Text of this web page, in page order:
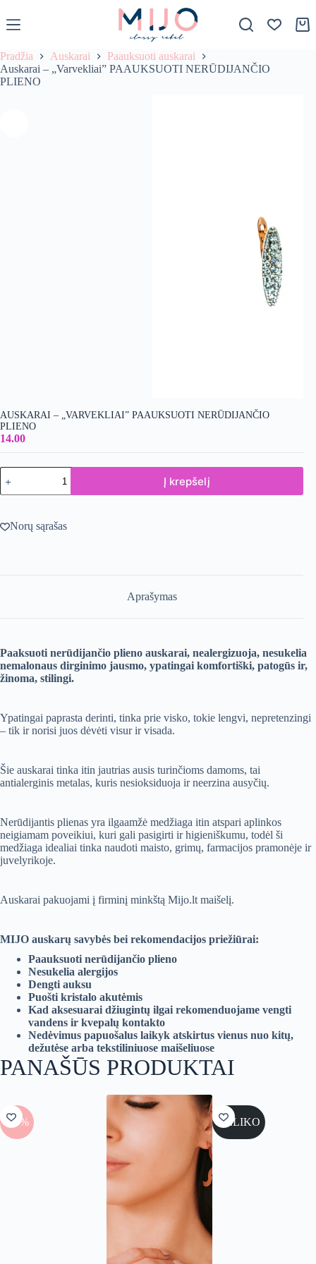
k
p
t
o
c
Pradžia Auskarai
Paauksuoti auskarai
Auskarai – „Varvekliai” PAAUKSUOTI NERŪDIJANČIO
PLIENO
AUSKARAI – „VARVEKLIAI” PAAUKSUOTI NERŪDIJANČIO
PLIENO
14.00
produkto
kiekis:
Auskarai
"Varvekliai"
PAAUKSUOTI
Į krepšelį
Norų sąrašas
Aprašymas
Paaksuoti nerūdijančio plieno auskarai, nealergizuoja, nesukelia
nemalonaus dirginimo jausmo, ypatingai komfortiški, patogūs ir,
žinoma, stilingi.
Ypatingai paprasta derinti, tinka prie visko, tokie lengvi, nepretenzingi
– tik ir norisi juos dėvėti visur ir visada.
Šie auskarai tinka itin jautrias ausis turinčioms damoms, tai
antialerginis metalas, kuris nesioksiduoja ir neerzina ausyčių.
Nerūdijantis plienas yra ilgaamžė medžiaga itin atspari aplinkos
neigiamam poveikiui, kuri gali pasigirti ir higieniškumu, todėl ši
medžiaga idealiai tinka naudoti maisto, grimų, farmacijos pramonėje ir
juvelyrikoje.
Auskarai pakuojami į firminį minkštą Mijo.lt maišelį.
MIJO auskarų savybės bei rekomendacijos priežiūrai:
Paauksuoti nerūdijančio plieno
Nesukelia alergijos
Dengti auksu
Puošti kristalo akutėmis
Kad aksesuarai džiugintų ilgai rekomenduojame vengti
vandens ir kvepalų kontakto
Nedėvimus papuošalus laikyk atskirtus vienus nuo kitų,
dežutėse arba tekstiliniuose maišeliuose
PANAŠŪS PRODUKTAI
-50% NELIKO